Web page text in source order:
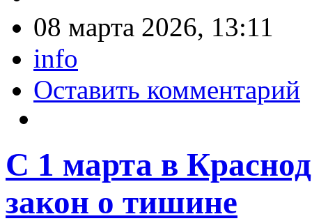
08 марта 2026, 13:11
info
Оставить комментарий
С 1 марта в
закон о тишине